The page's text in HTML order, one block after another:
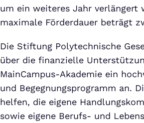
um ein weiteres Jahr verlängert
maximale Förderdauer beträgt
Die Stiftung Polytechnische
über die finanzielle
MainCampus-Akademie ein
und Begegnungsprogramm an.
helfen, die eigene
sowie eigene Berufs- und